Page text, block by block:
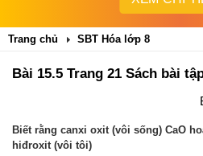
Trang chủ SBT Hóa lớp 8
Bài 15.5 Trang 21 Sách bài
Biết rằng canxi oxit (vôi sống) CaO
hiđroxit (vôi tôi)